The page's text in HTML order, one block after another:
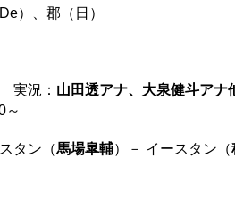
）、郡（日）
実況： 山田透アナ、大泉健斗アナ
～
タン（馬場皐輔）－ イースタン（